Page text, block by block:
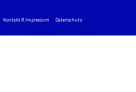
Kontakt & Impressum Datenschutz